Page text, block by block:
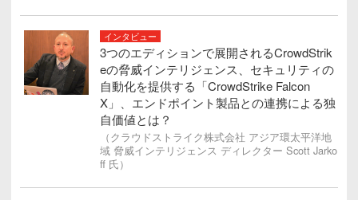
インタビュー
3つのエディションで展開されるCrowdStrik
eの脅威インテリジェンス、セキュリティの
自動化を提供する「CrowdStrike Falcon
X」、エンドポイント製品との連携による独
自価値とは？
（クラウドストライク株式会社 アジア環太平洋地
域 脅威インテリジェンス ディレクター Scott Jarko
ff 氏）